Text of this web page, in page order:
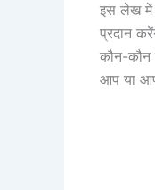
इस लेख में
प्रदान
कौन-कौन
आप या